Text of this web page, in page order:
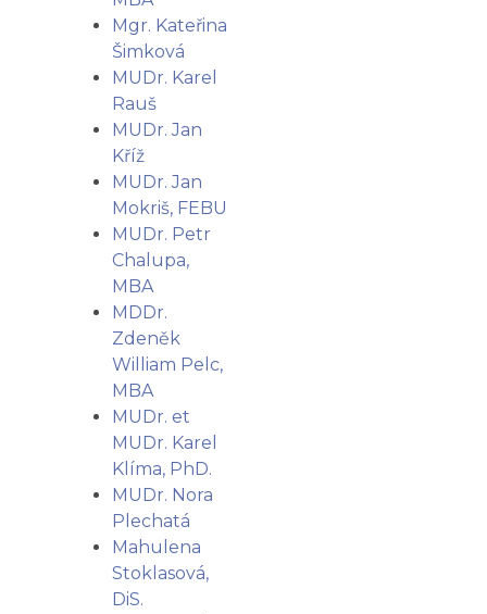
Mgr. Kateřina
Šimková
MUDr. Karel
Rauš
MUDr. Jan
Kříž
MUDr. Jan
Mokriš, FEBU
MUDr. Petr
Chalupa,
MBA
MDDr.
Zdeněk
William Pelc,
MBA
MUDr. et
MUDr. Karel
Klíma, PhD.
MUDr. Nora
Plechatá
Mahulena
Stoklasová,
DiS.